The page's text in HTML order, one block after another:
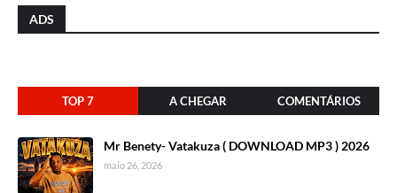
ADS
TOP 7 A CHEGAR COMENTÁRIOS
Mr Benety- Vatakuza ( DOWNLOAD MP3 ) 2026
maio 26, 2026